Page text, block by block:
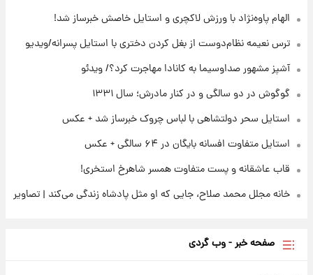
بیتلز
۲۲ ساعت پیش
ادعای جنجالی درباره اینفانتینو؛ اتهام پرداخت
الهام پاوه‌نژاد با ورزش لاکچری و استایل خاصش خبرساز شد!
ترس نعیمه نظام‌دوست از بغل کردن دختری با استایل پسرانه/ویدیو
آشپز مشهور صداوسیما به کانادا مهاجرت کرد؟/ ویدئو
گوگوش در دو سالگی و در کنار مادرش؛ سال ۱۳۳۱
استایل سحر دولتشاهی با لباس چروک خبرساز شد + عکس
استایل متفاوت افسانه بایگان در ۶۴ سالگی + عکس
قاب عاشقانه و پست متفاوت همسر شاهرخ استخری!
خانه مجلل محمد صلاح، جایی که او مثل پادشاه زندگی می‌کند | تصاویر
صفحه خبر - وب گردی